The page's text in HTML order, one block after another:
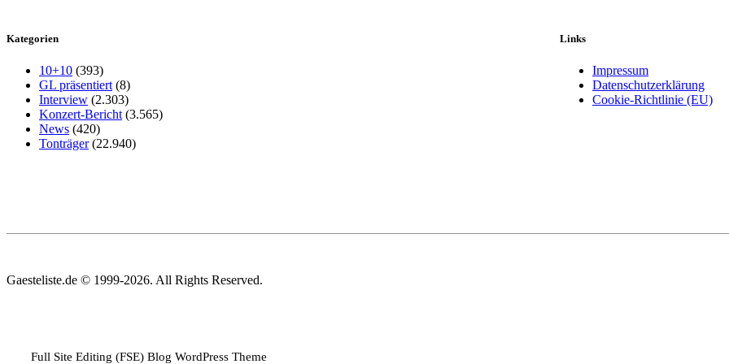
Kategorien
10+10 (393)
GL präsentiert (8)
Interview (2.303)
Konzert-Bericht (3.565)
News (420)
Tonträger(22.940)
Links
Impressum
Datenschutzerklärung
Cookie-Richtlinie (EU)
Gaesteliste.de © 1999-2026. All Rights Reserved.
Full Site Editing (FSE) Blog WordPress Theme